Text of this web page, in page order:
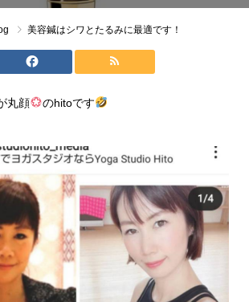
美容鍼はシワとたるみに最適です！
丸顔 のhitoです